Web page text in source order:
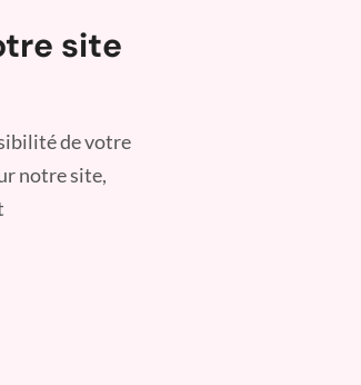
site
de votre
notre site,